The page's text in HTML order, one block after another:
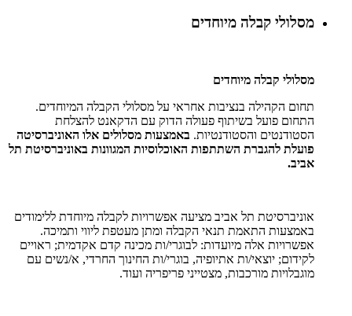
מסלולי קבלה מיוחדים
מסלולי קבלה מיוחדים
תחום הקהילה בנציבות אחראי על מסלולי הקבלה המיוחדים.
התחום פועל בשיתוף פעולה הדוק עם הדקאנט להצלחת
הסטודנטים והסטודנטיות. באמצעות מסלולים אלו האוניברסיטה
פועלת להגברת השתתפות האוכלוסיות המגוונות באוניברסיטת תל
אביב.
אוניברסיטת תל אביב מציעה אפשרויות לקבלה מיוחדת ללימודים
באמצעות התאמת תנאי הקבלה ומתן מעטפת ליווי ותמיכה.
אפשרויות אלה מיועדות: לבוגרי/ות מכינה קדם אקדמית; ראויים
לקידום; יוצאי/ות אתיופיה, בוגרי/ות החינוך החרדי, א/נשים עם
מוגבלויות מורכבות, מצטייני פריפריה ועוד.